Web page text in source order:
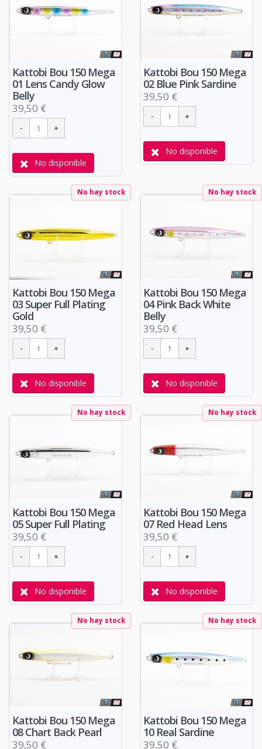
Kattobi Bou 150 Mega
01 Lens Candy Glow
Belly
39,50 €
No disponible
Kattobi Bou 150 Mega
02 Blue Pink Sardine
39,50 €
No disponible
No hay stock
Kattobi Bou 150 Mega
03 Super Full Plating
Gold
39,50 €
No disponible
No hay stock
Kattobi Bou 150 Mega
04 Pink Back White
Belly
39,50 €
No disponible
No hay stock
Kattobi Bou 150 Mega
05 Super Full Plating
39,50 €
No disponible
No hay stock
Kattobi Bou 150 Mega
07 Red Head Lens
39,50 €
No disponible
No hay stock
Kattobi Bou 150 Mega
08 Chart Back Pearl
39,50 €
No hay stock
Kattobi Bou 150 Mega
10 Real Sardine
39,50 €